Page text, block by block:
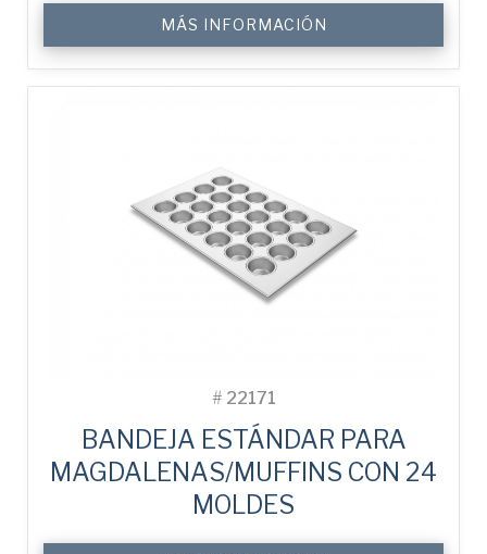
MÁS INFORMACIÓN
# 22171
BANDEJA ESTÁNDAR PARA
MAGDALENAS/MUFFINS CON 24
MOLDES